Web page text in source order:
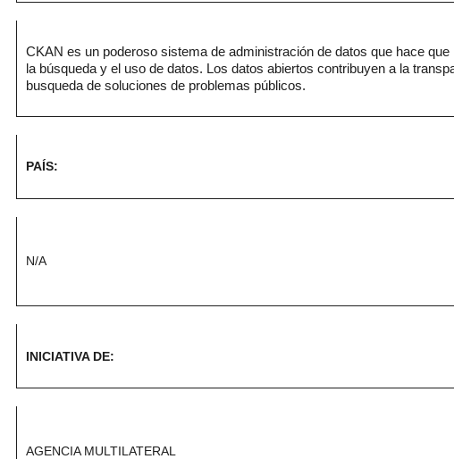
CKAN es un poderoso sistema de administración de datos que hace
la búsqueda y el uso de datos. Los datos abiertos contribuyen a la
busqueda de soluciones de problemas públicos.
PAÍS:
N/A
INICIATIVA DE:
AGENCIA MULTILATERAL